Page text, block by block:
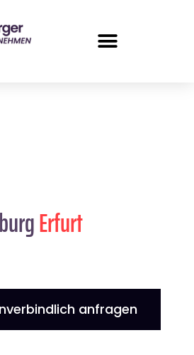
Erfurt
anfragen